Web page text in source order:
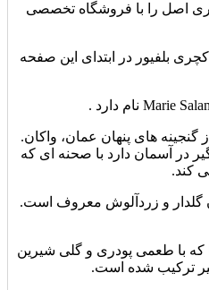
اصل را با فروشگاه تخصصی
بلفیور در ابتدای این صفحه
گنجینه های پنهان عمان، واکان.
در آسمان دارد با صحنه ای که
کند.
گلدار و زردآلوش معروف است.
که با طعمی پودری و گلی شیرین
ترکیب شده است.